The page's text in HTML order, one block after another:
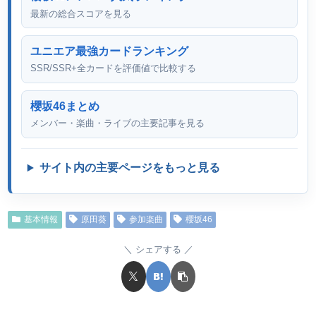
最新の総合スコアを見る
ユニエア最強カードランキング
SSR/SSR+全カードを評価値で比較する
櫻坂46まとめ
メンバー・楽曲・ライブの主要記事を見る
サイト内の主要ページをもっと見る
基本情報 原田葵 参加楽曲 櫻坂46
シェアする